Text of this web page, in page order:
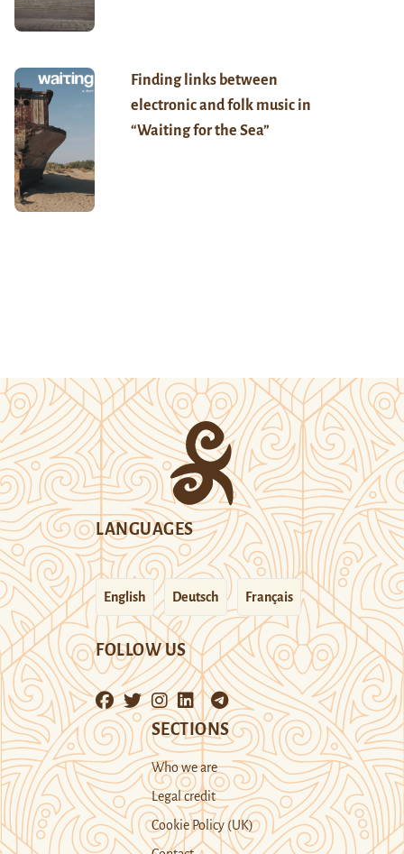
Finding links between
electronic and folk music in
“Waiting for the Sea”
LANGUAGES
English Deutsch Français
FOLLOW US
SECTIONS
Who we are
Legal credit
Cookie Policy (UK)